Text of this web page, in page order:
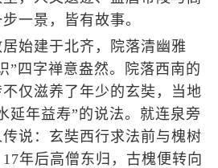
一景，皆有故事。
建于北齐，院落清幽雅
”四字禅意盎然。院落西南的
仅滋养了年少的玄奘，当地
延年益寿”的说法。就连泉旁
说：玄奘西行求法前与槐树
年后高僧东归，古槐便转向